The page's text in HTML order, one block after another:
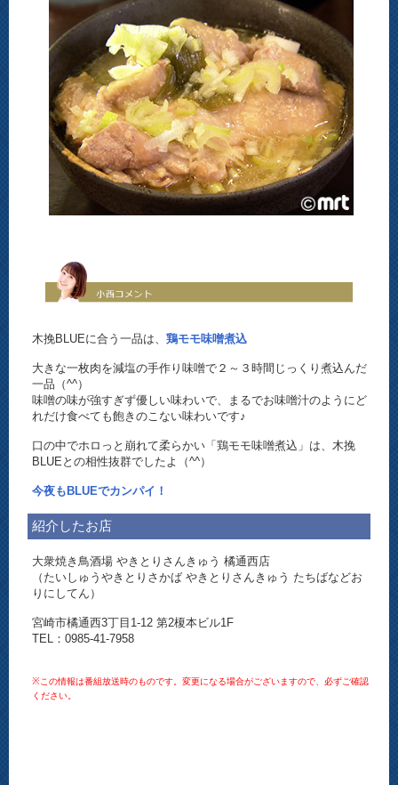
木挽BLUEに合う一品は、鶏モモ味噌煮込
大きな一枚肉を減塩の手作り味噌で２～３時間じっくり煮込んだ
一品（^^）
味噌の味が強すぎず優しい味わいで、まるでお味噌汁のようにど
れだけ食べても飽きのこない味わいです♪
口の中でホロっと崩れて柔らかい「鶏モモ味噌煮込」は、木挽
BLUEとの相性抜群でしたよ（^^）
今夜もBLUEでカンパイ！
紹介したお店
大衆焼き鳥酒場 やきとりさんきゅう 橘通西店
（たいしゅうやきとりさかば やきとりさんきゅう たちばなどお
りにしてん）
宮崎市橘通西3丁目1-12 第2榎本ビル1F
TEL：0985-41-7958
※この情報は番組放送時のものです。変更になる場合がございますので、必ずご確認
ください。